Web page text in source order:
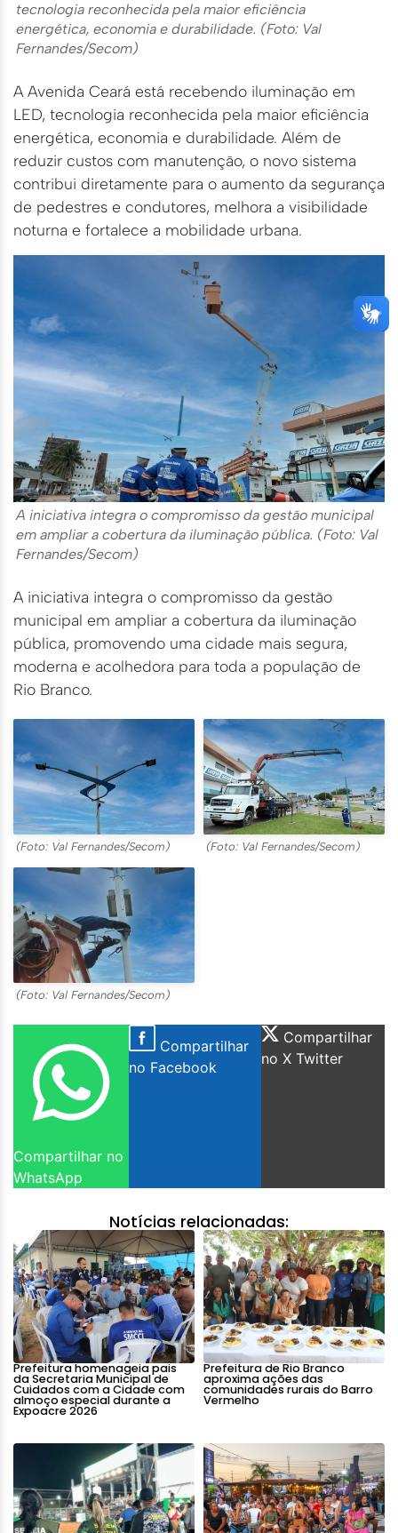
tecnologia reconhecida pela maior eficiência
energética, economia e durabilidade. (Foto: Val
Fernandes/Secom)
A Avenida Ceará está recebendo iluminação em
LED, tecnologia reconhecida pela maior eficiência
energética, economia e durabilidade. Além de
reduzir custos com manutenção, o novo sistema
contribui diretamente para o aumento da segurança
de pedestres e condutores, melhora a visibilidade
noturna e fortalece a mobilidade urbana.
A iniciativa integra o compromisso da gestão municipal
em ampliar a cobertura da iluminação pública. (Foto: Val
Fernandes/Secom)
A iniciativa integra o compromisso da gestão
municipal em ampliar a cobertura da iluminação
pública, promovendo uma cidade mais segura,
moderna e acolhedora para toda a população de
Rio Branco.
(Foto: Val Fernandes/Secom) (Foto: Val Fernandes/Secom)
(Foto: Val Fernandes/Secom)
Compartilhar no
WhatsApp
Compartilhar
no Facebook
Compartilhar
no X Twitter
Notícias relacionadas:
Prefeitura homenageia pais
da Secretaria Municipal de
Cuidados com a Cidade com
almoço especial durante a
Expoacre 2026
Prefeitura de Rio Branco
aproxima ações das
comunidades rurais do Barro
Vermelho